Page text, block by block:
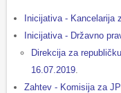
Inicijativa - Kancelarija
Inicijativa - Državno
Direkcija za
16.07.2019
Zahtev - Komisija za